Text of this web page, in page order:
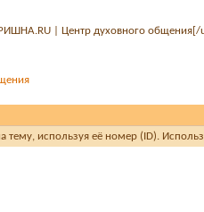
| Центр духовного общения[/
тему, используя её номер (ID).